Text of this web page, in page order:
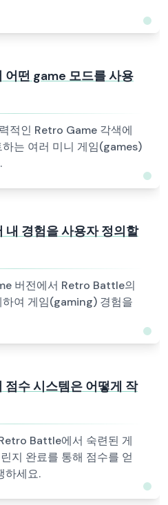
떤 game 모드를 사용
적인 Retro Game 각색에
는 여러 미니 게임(games)
경험을 사용자 정의할
버전에서 Retro Battle의
여 게임(gaming) 경험을
수 시스템은 어떻게 작
Battle에서 숙련된 게
지 완료를 통해 점수를 얻
하세요.